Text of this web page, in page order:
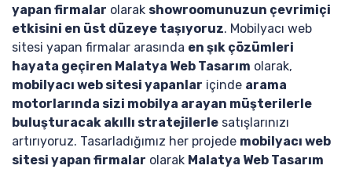
yapan firmalar olarak showroomunuzun çevrimiçi
etkisini en üst düzeye taşıyoruz. Mobilyacı web
sitesi yapan firmalar arasında en şık çözümleri
hayata geçiren Malatya Web Tasarım olarak,
mobilyacı web sitesi yapanlar içinde arama
motorlarında sizi mobilya arayan müşterilerle
buluşturacak akıllı stratejilerle satışlarınızı
artırıyoruz. Tasarladığımız her projede mobilyacı web
sitesi yapan firmalar olarak Malatya Web Tasarım